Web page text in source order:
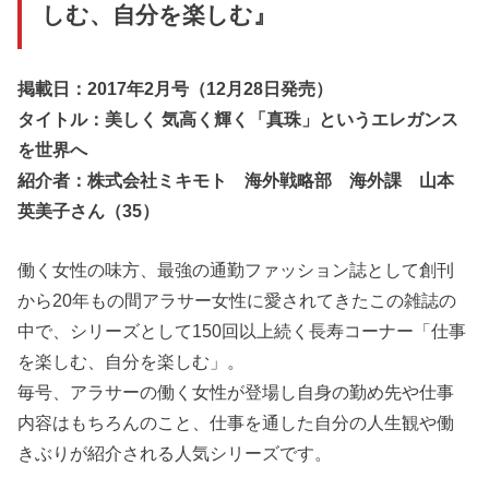
しむ、自分を楽しむ』
掲載日：2017年2月号（12月28日発売）
タイトル：美しく 気高く輝く「真珠」というエレガンス
を世界へ
紹介者：株式会社ミキモト 海外戦略部 海外課 山本
英美子さん（35）
働く女性の味方、最強の通勤ファッション誌として創刊
から20年もの間アラサー女性に愛されてきたこの雑誌の
中で、シリーズとして150回以上続く長寿コーナー「仕事
を楽しむ、自分を楽しむ」。
毎号、アラサーの働く女性が登場し自身の勤め先や仕事
内容はもちろんのこと、仕事を通した自分の人生観や働
きぶりが紹介される人気シリーズです。